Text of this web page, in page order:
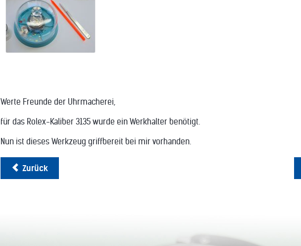
Werte Freunde der Uhrmacherei,
für das Rolex-Kaliber 3135 wurde ein Werkhalter benötigt.
Nun ist dieses Werkzeug griffbereit bei mir vorhanden.
Zurück